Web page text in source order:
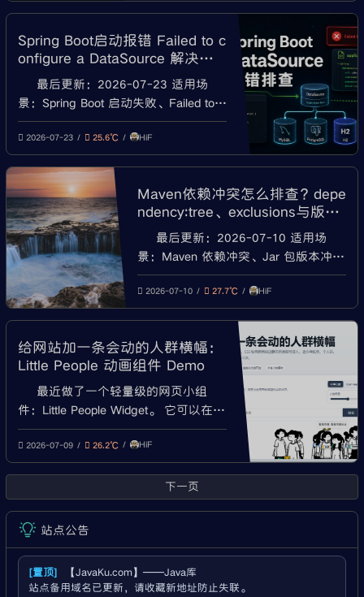
@Valid参数校验，以及Required
Unsupported Media Type、JSON
parse error等常见问题。
Spring Boot启动报错 Failed to c
onfigure a DataSource 解决办
最后更新：2026-07-23 适用场
景：Spring Boot 启动失败、Failed to
configure a DataSource、url attribute
is not specified、Failed to determine a
suitable driver class、数据库配
2026-07-23 25.6℃ HiF
Maven依赖冲突怎么排查？depe
ndency:tree、exclusions与版本
统一完整教程
最后更新：2026-07-10 适用场
景：Maven 依赖冲突、Jar 包版本冲
突、NoSuchMethodError、
ClassNotFoundException、
NoClassDefFoundError、
dependency:tree 使用、exclusions 排
除依赖、dependencyM
2026-07-10 27.7℃ HiF
给网站加一条会动的人群横幅：
Little People 动画组件 Demo
最近做了一个轻量级的网页小组
件：Little People Widget。 它可以在网
页中展示一排会移动、会跳动、会冒气
泡的小人动画，适合放在导航页、个人
站、博客、产品展示页、活动页，作为
一个有记忆点的小互动区域。 Demo
地址： https://java.li/little-people/ 这个
2026-07-09 26.2℃ HiF
下一页
站点公告
[置顶]
【JavaKu.com】——Java库
站点备用域名已更新，请收藏新地址防止失联。